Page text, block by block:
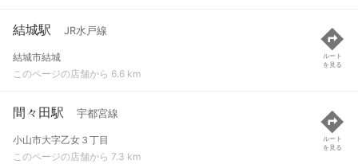
結城駅 JR水戸線
結城市結城
このページの店舗から 6.6 km
ルート
を見る
間々田駅 宇都宮線
小山市大字乙女３丁目
このページの店舗から 7.3 km
ルート
を見る